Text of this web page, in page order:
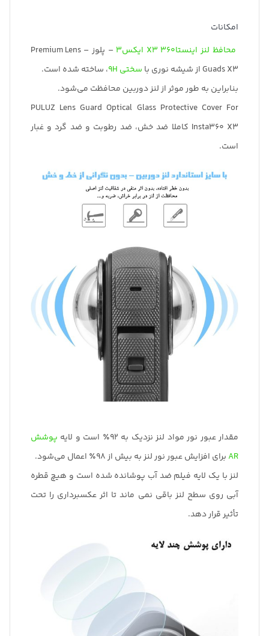
امکانات
محافظ لنز اینستا360 X3 ایکس3
– پلوز – Premium Lens
Guads X3 از شیشه نوری با
سختی 9H
، ساخته شده است.
بنابراین به طور موثر از لنز دوربین محافظت می‌شود.
PULUZ Lens Guard Optical Glass Protective Cover For
Insta360 X3 کاملا ضد خش، ضد رطوبت و ضد گرد و غبار
است.
مقدار عبور نور مواد لنز نزدیک به 92٪ است و لایه
پوشش
AR برای افزایش عبور نور لنز به بیش از 98٪ اعمال می‌شود.
لنز با یک لایه فیلم ضد آب پوشانده شده است و هیچ قطره
آبی روی سطح لنز باقی نمی ماند تا اثر عکسبرداری را تحت
تأثیر قرار دهد.